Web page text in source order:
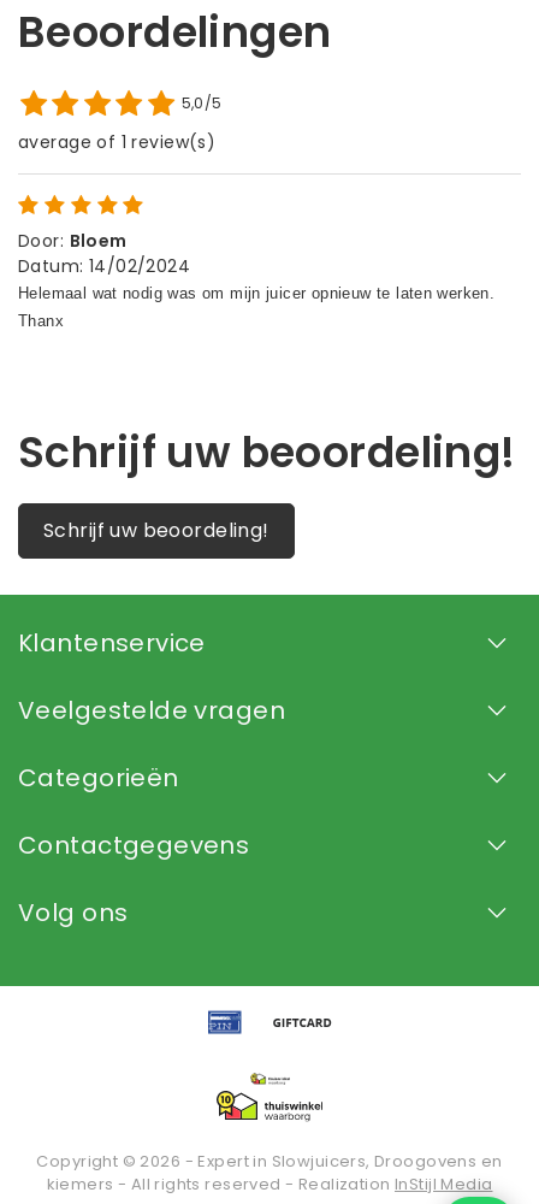
Beoordelingen
5,0/5
average of 1 review(s)
Door: Bloem
Datum: 14/02/2024
Schrijf uw beoordeling!
Schrijf uw beoordeling!
Klantenservice
Veelgestelde vragen
Categorieën
Contactgegevens
Volg ons
Copyright © 2026 - Expert in Slowjuicers, Droogovens en
kiemers - All rights reserved - Realization InStijl Media